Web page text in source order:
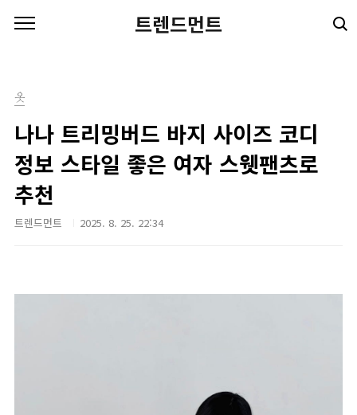
트렌드먼트
옷
나나 트리밍버드 바지 사이즈 코디
정보 스타일 좋은 여자 스웻팬츠로
추천
트렌드먼트 2025. 8. 25. 22:34